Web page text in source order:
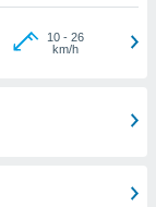
10- 26
km/h